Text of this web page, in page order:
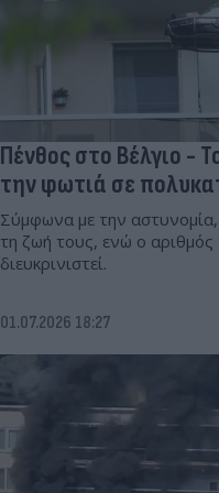
Πένθος στο Βέλγιο -
την φωτιά σε
Σύμφωνα με την
τη ζωή τους, ενώ ο
διευκρινιστεί.
01.07.2026 18:27